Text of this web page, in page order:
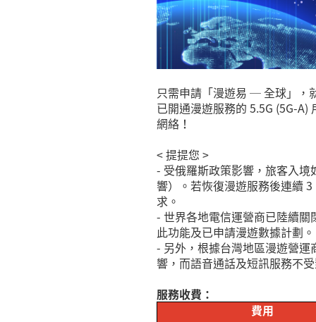
只需申請「漫遊易 ─ 全球」，
已開通漫遊服務的 5.5G (5G-
網絡！
< 提提您 >
- 受俄羅斯政策影響，旅客入
響）。若恢復漫遊服務後連續
求。
- 世界各地電信運營商已陸續關
此功能及已申請漫遊數據計劃。
- 另外，根據台灣地區漫遊營
響，而語音通話及短訊服務不
服務收費：
費用